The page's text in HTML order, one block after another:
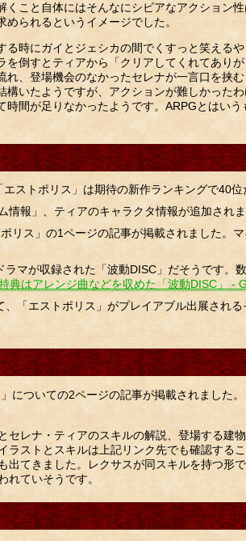
くこと自体にはそんなにシビアなアクション
められるというイメージでした。
る時にガイとジェシカの間でくすっと笑える
を倒すとティアから「クリアしてくれてあり
れ、登場機会のなかったセレナが一言口を挟
構いたようですが、アクションが難しかった
時間が足りなかったようです。ARPGとはい
ストポリス」は期待の新作ランキングで40位
情報」、ティアのキャラクタ情報が追加されま
リス」の1ページの記事が掲載されました。
マが収録された「波動DISC」だそうです。
典はアレンジ曲などを収めた「波動DISC」 -
、「エストポリス」がプレイアブル出展され
についての2ページの記事が掲載されました
レナ・ティアのスキルの解説、登場する建
ストとスキルは上記リンク先でも確認する
てきました。レクサスが同スキルを持つ形
ていそうです。